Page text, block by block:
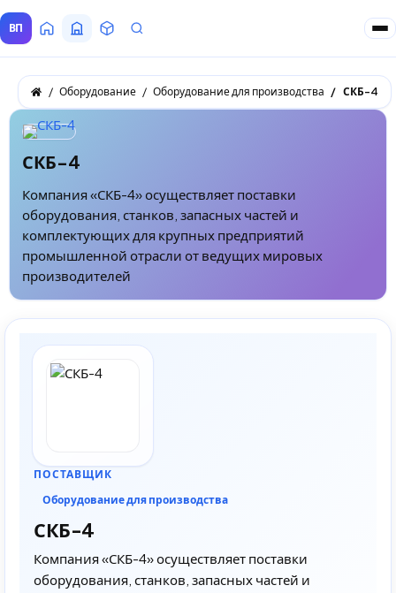
ВП ГлавнаяВсе Поставщики
ТоварыЗапросы покупателей
Оборудование Оборудование для производства СКБ-4
СКБ-4
Компания «СКБ-4» осуществляет поставки
оборудования, станков, запасных частей и
комплектующих для крупных предприятий
промышленной отрасли от ведущих мировых
производителей
ПОСТАВЩИК
Оборудование для производства
СКБ-4
Компания «СКБ-4» осуществляет поставки
оборудования, станков, запасных частей и